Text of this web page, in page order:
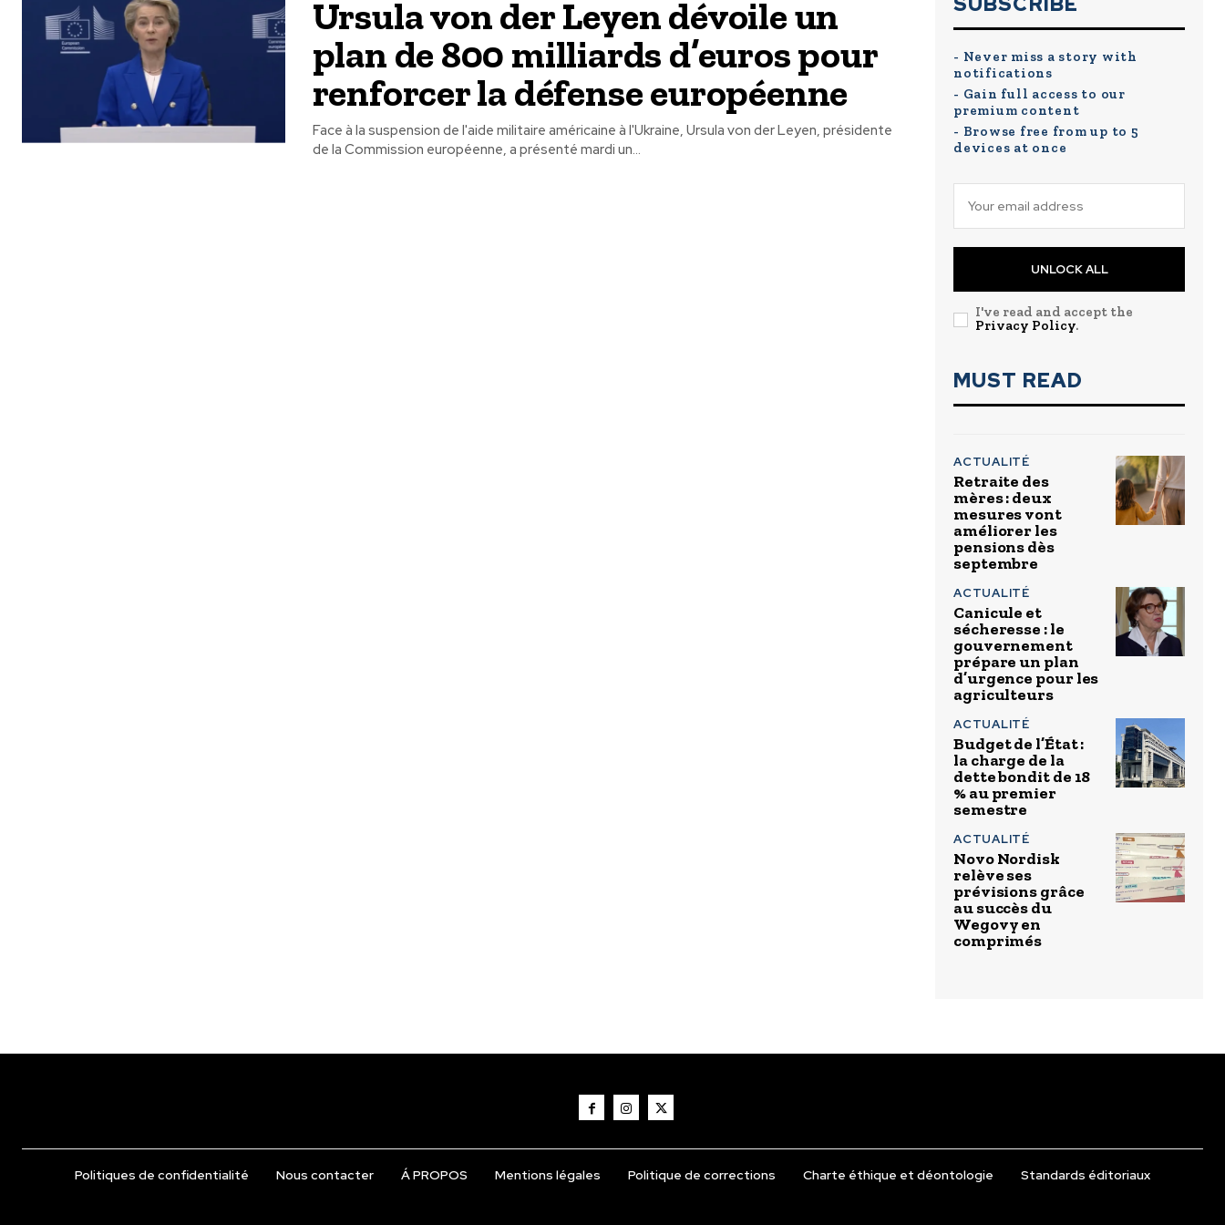
Ursula von der Leyen dévoile un
plan de 800 milliards d’euros pour
renforcer la défense européenne
Face à la suspension de l'aide militaire américaine à l'Ukraine, Ursula von der Leyen, présidente
de la Commission européenne, a présenté mardi un...
- Never miss a story with
notifications
- Gain full access to our
premium content
- Browse free from up to 5
devices at once
UNLOCK ALL
I've read and accept the
Privacy Policy.
MUST READ
ACTUALITÉ
Retraite des
mères : deux
mesures vont
améliorer les
pensions dès
septembre
ACTUALITÉ
Canicule et
sécheresse : le
gouvernement
prépare un plan
d’urgence pour les
agriculteurs
ACTUALITÉ
Budget de l’État :
la charge de la
dette bondit de 18
% au premier
semestre
ACTUALITÉ
Novo Nordisk
relève ses
prévisions grâce
au succès du
Wegovy en
comprimés
Politiques de confidentialité Nous contacter Á PROPOS Mentions légales Politique de corrections Charte éthique et déontologie Standards éditoriaux